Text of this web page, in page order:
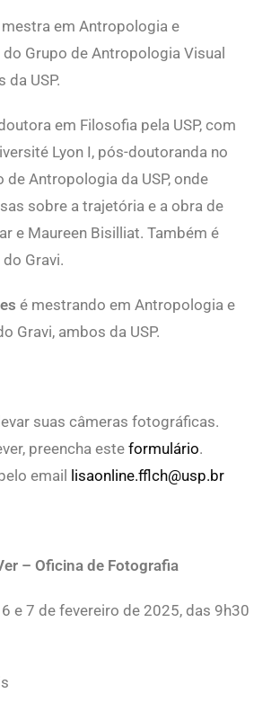
mestra em Antropologia e
Grupo de Antropologia Visual
da USP.
em Filosofia pela USP, com
Lyon I, pós-doutoranda no
de Antropologia da USP, onde
sobre a trajetória e a obra de
e Maureen Bisilliat. Também é
Gravi.
é mestrando em Antropologia e
Gravi, ambos da USP.
suas câmeras fotográficas.
preencha esteformulário.
email
lisaonline.fflch@usp.br
– Oficina de Fotografia
6 e 7 de fevereiro de 2025, das 9h30